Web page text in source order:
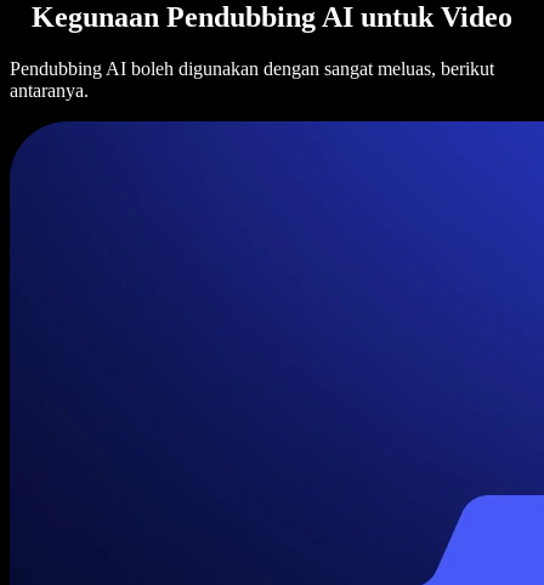
Kegunaan Pendubbing AI untuk Video
Pendubbing AI boleh digunakan dengan sangat meluas, berikut
antaranya.